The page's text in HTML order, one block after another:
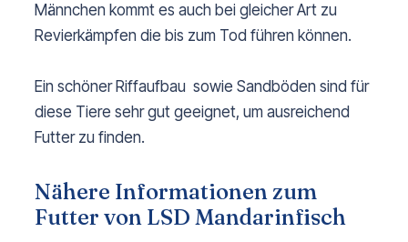
Männchen kommt es auch bei gleicher Art zu
Revierkämpfen die bis zum Tod führen können.
Ein schöner Riffaufbau sowie Sandböden sind für
diese Tiere sehr gut geeignet, um ausreichend
Futter zu finden.
Nähere Informationen zum
Futter von LSD Mandarinfisch